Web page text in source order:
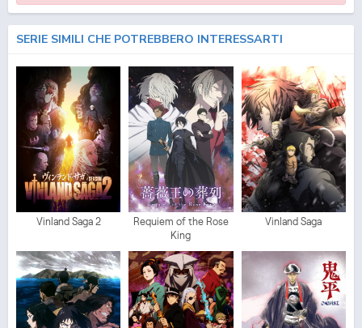
SERIE SIMILI CHE POTREBBERO INTERESSARTI
Vinland Saga 2
Requiem of the Rose
King
Vinland Saga